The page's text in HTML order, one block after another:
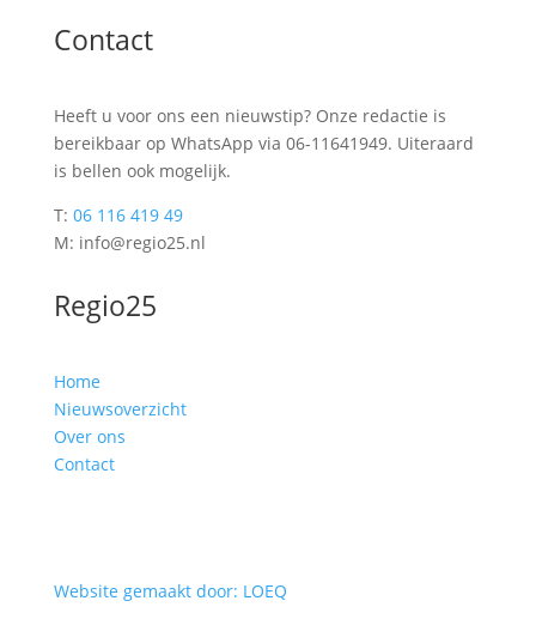
Contact
Heeft u voor ons een nieuwstip? Onze redactie is
bereikbaar op WhatsApp via 06-11641949. Uiteraard
is bellen ook mogelijk.
T: 06 116 419 49
M: info@regio25.nl
Regio25
Home
Nieuwsoverzicht
Over ons
Contact
Website gemaakt door: LOEQ